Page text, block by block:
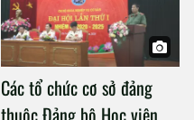
Các tổ chức cơ sở đảng
thuộc Đảng bộ Học viện